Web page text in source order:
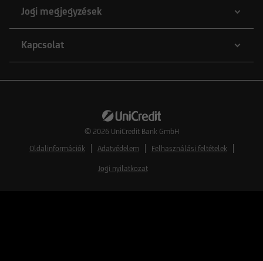
Jogi megjegyzések
Kapcsolat
© 2026 UniCredit Bank GmbH
Oldalinformációk
Adatvédelem Felhasználási feltételek
Jogi nyilatkozat